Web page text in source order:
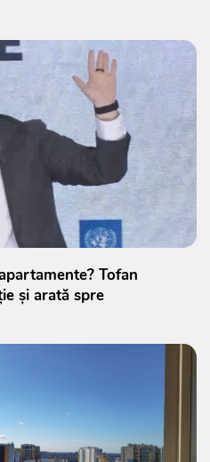
Tofan
și arată spre